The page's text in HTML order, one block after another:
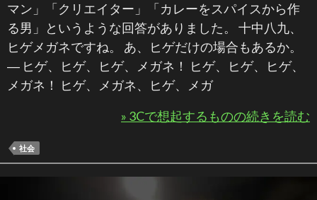
マン」「クリエイター」「カレーをスパイスから作
る男」というような回答がありました。 十中八九、
ヒゲメガネですね。 あ、ヒゲだけの場合もあるか。
― ヒゲ、ヒゲ、ヒゲ、メガネ！ ヒゲ、ヒゲ、ヒゲ、
メガネ！ ヒゲ、メガネ、ヒゲ、メガ
» 3Cで想起するものの続きを読む
社会